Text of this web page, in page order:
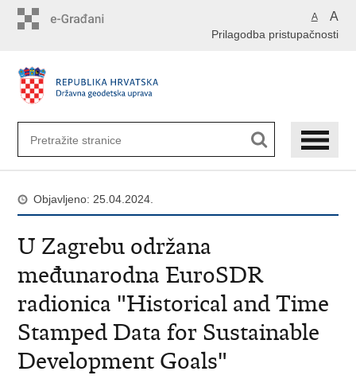
A A
Prilagodba pristupačnosti
Objavljeno: 25.04.2024.
U Zagrebu održana
međunarodna EuroSDR
radionica "Historical and Time
Stamped Data for Sustainable
Development Goals"